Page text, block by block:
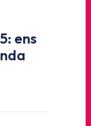
ens